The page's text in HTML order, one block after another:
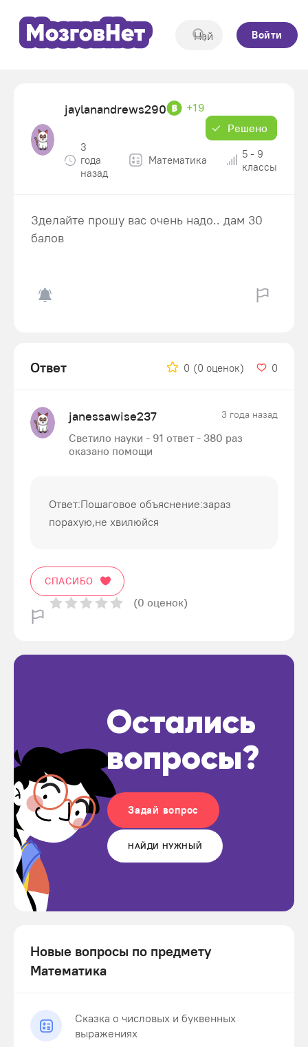
Войти
jaylanandrews290
+19
Решено
3
года
назад
Математика
5 - 9
классы
Зделайте прошу вас очень надо.. дам 30
балов
Ответ 0 (0 оценок) 0
janessawise237 3 года назад
Светило науки - 91 ответ - 380 раз
оказано помощи
Ответ:Пошаговое объяснение:зараз
порахую,не хвилюйся
СПАСИБО
(0 оценок)
Остались
вопросы?
Задай вопрос
НАЙДИ НУЖНЫЙ
Новые вопросы по предмету
Математика
Сказка о числовых и буквенных
выражениях